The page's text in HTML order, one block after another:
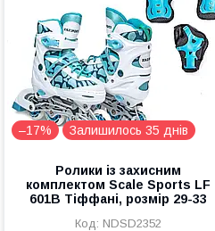
–17% Залишилось 35 днів
Ролики із захисним
комплектом Scale Sports LF
601B Тіффані, розмір 29-33
NDSD2352